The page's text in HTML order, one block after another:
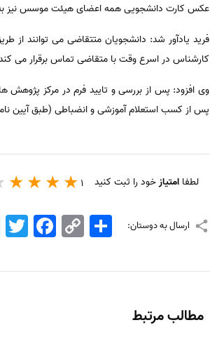
عکس کارت دانشجویی همه اعضای هیئت موسس نیز به
فرید یادآور شد: دانشجویان متتقاضی می توانند از
کارشناس در اسرع وقت با متقاضی تماس برقرار می
وی افزود: پس از بررسی و تایید فرم در مرکز پژوهش
پس از کسب استعلام آموزشی و انضباطی (طبق آیین
لطفا امتیازخود را ثبت کنید 1
ارسال به دوستان: TwitterFacebook Copy
Link
اشتراک
مطالب مرتبط